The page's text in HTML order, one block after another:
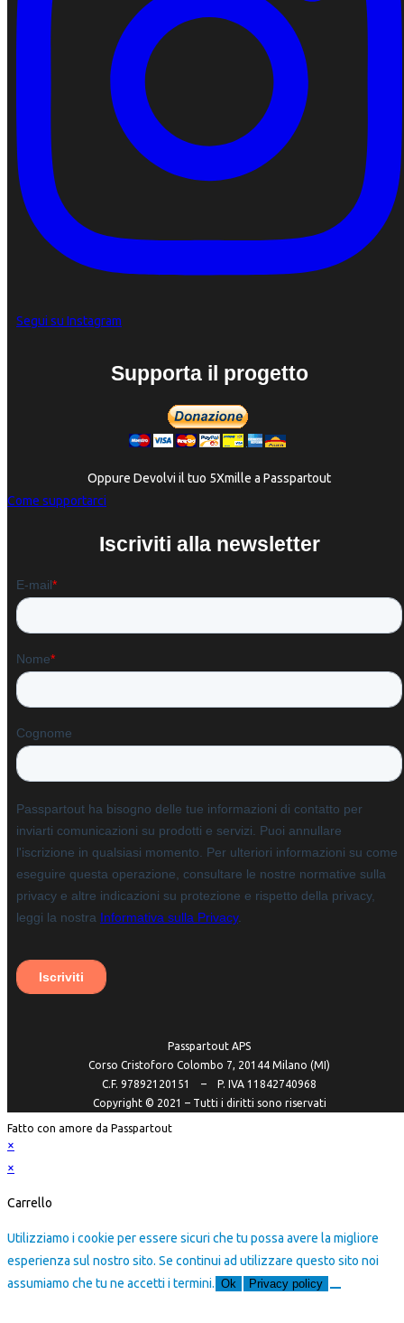
Segui su Instagram
Supporta il progetto
Oppure Devolvi il tuo 5Xmille a Passpartout
Come supportarci
Iscriviti alla newsletter
Passpartout APS
Corso Cristoforo Colombo 7, 20144 Milano (MI)
C.F. 97892120151 – P. IVA 11842740968
Copyright ©️ 2021 – Tutti i diritti sono riservati
Fatto con amore da Passpartout
×
×
Carrello
Utilizziamo i cookie per essere sicuri che tu possa avere la migliore
esperienza sul nostro sito. Se continui ad utilizzare questo sito noi
assumiamo che tu ne accetti i termini. Ok Privacy policy